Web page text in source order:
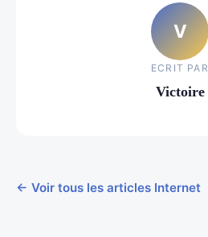
V
ECRIT PAR
Victoire
← Voir tous les articles Internet